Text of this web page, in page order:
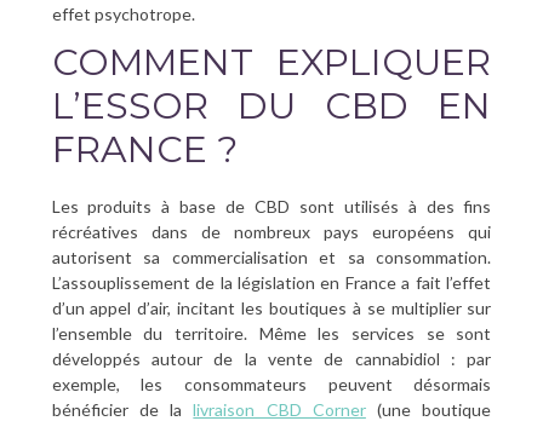
effet psychotrope.
COMMENT EXPLIQUER
L’ESSOR DU CBD EN
FRANCE ?
Les produits à base de CBD sont utilisés à des fins
récréatives dans de nombreux pays européens qui
autorisent sa commercialisation et sa consommation.
L’assouplissement de la législation en France a fait l’effet
d’un appel d’air, incitant les boutiques à se multiplier sur
l’ensemble du territoire. Même les services se sont
développés autour de la vente de cannabidiol : par
exemple, les consommateurs peuvent désormais
bénéficier de lalivraison CBD Corner(une boutique